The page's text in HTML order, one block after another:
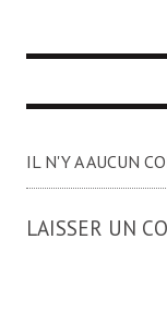
IL N'Y A AUCUN
LAISSER UN